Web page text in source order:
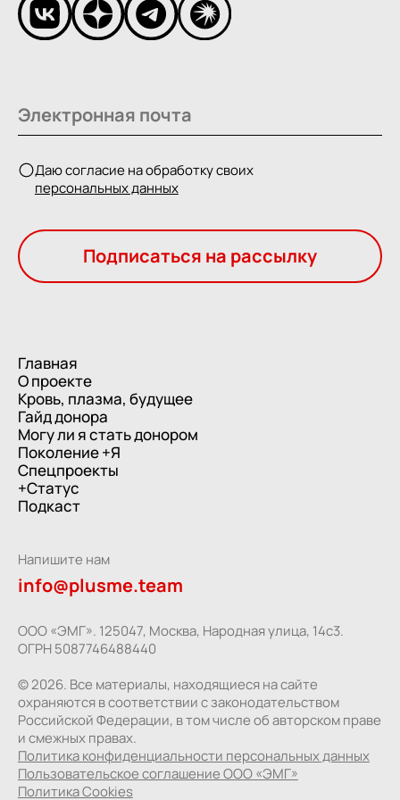
Даю согласие на обработку своих
персональных данных
Подписаться на рассылку
Главная
О проекте
Кровь, плазма, будущее
Гайд донора
Могу ли я стать донором
Поколение +Я
Спецпроекты
+Статус
Подкаст
Напишите нам
info@plusme.team
ООО «ЭМГ». 125047, Москва, Народная улица, 14с3.
ОГРН 5087746488440
© 2026. Все материалы, находящиеся на сайте
охраняются в соответствии с законодательством
Российской Федерации, в том числе об авторском праве
и смежных правах.
Политика конфиденциальности персональных данных
Пользовательское соглашение ООО «ЭМГ»
ПолитикаCookies